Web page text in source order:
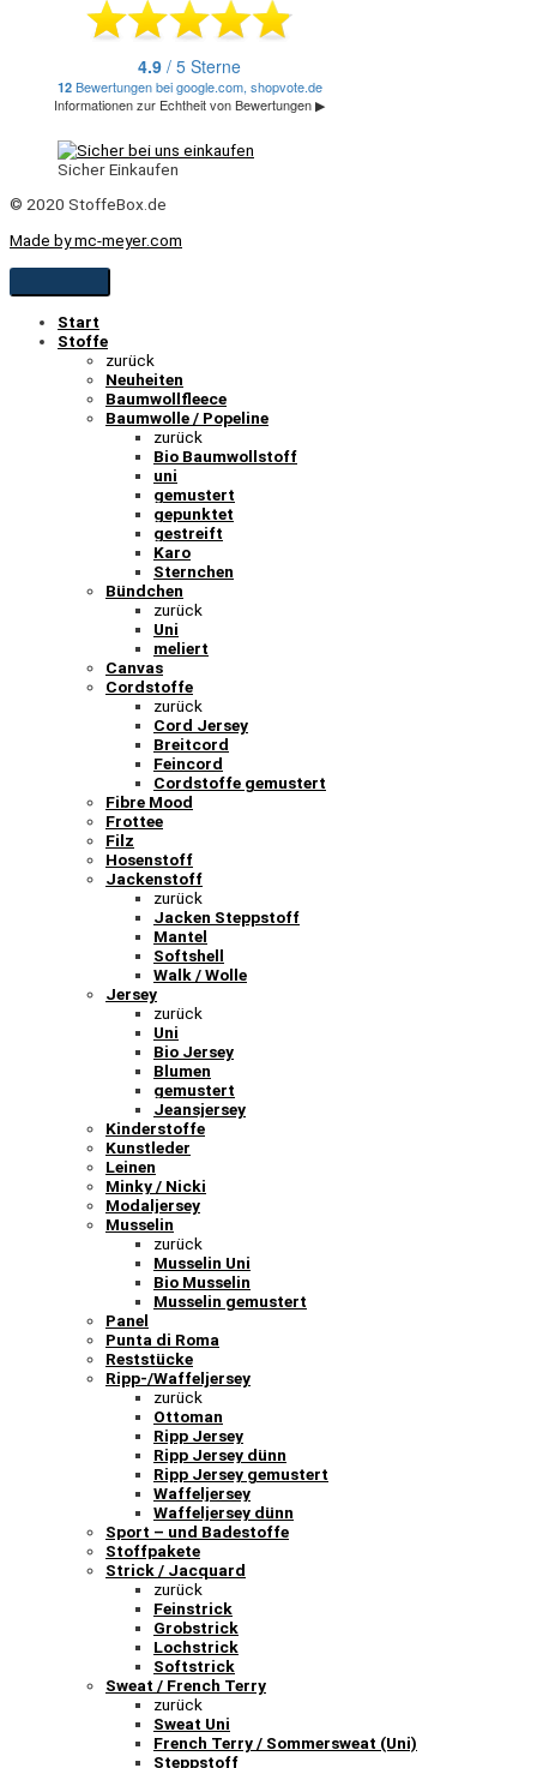
Sicher Einkaufen
© 2020 StoffeBox.de
Made by mc-meyer.com
Start
Stoffe
zurück
Neuheiten
Baumwollfleece
Baumwolle / Popeline
zurück
Bio Baumwollstoff
uni
gemustert
gepunktet
gestreift
Karo
Sternchen
Bündchen
zurück
Uni
meliert
Canvas
Cordstoffe
zurück
Cord Jersey
Breitcord
Feincord
Cordstoffe gemustert
Fibre Mood
Frottee
Filz
Hosenstoff
Jackenstoff
zurück
Jacken Steppstoff
Mantel
Softshell
Walk / Wolle
Jersey
zurück
Uni
Bio Jersey
Blumen
gemustert
Jeansjersey
Kinderstoffe
Kunstleder
Leinen
Minky / Nicki
Modaljersey
Musselin
zurück
Musselin Uni
Bio Musselin
Musselin gemustert
Panel
Punta di Roma
Reststücke
Ripp-/Waffeljersey
zurück
Ottoman
Ripp Jersey
Ripp Jersey dünn
Ripp Jersey gemustert
Waffeljersey
Waffeljersey dünn
Sport – und Badestoffe
Stoffpakete
Strick / Jacquard
zurück
Feinstrick
Grobstrick
Lochstrick
Softstrick
Sweat / French Terry
zurück
Sweat Uni
French Terry / Sommersweat (Uni)
Steppstoff